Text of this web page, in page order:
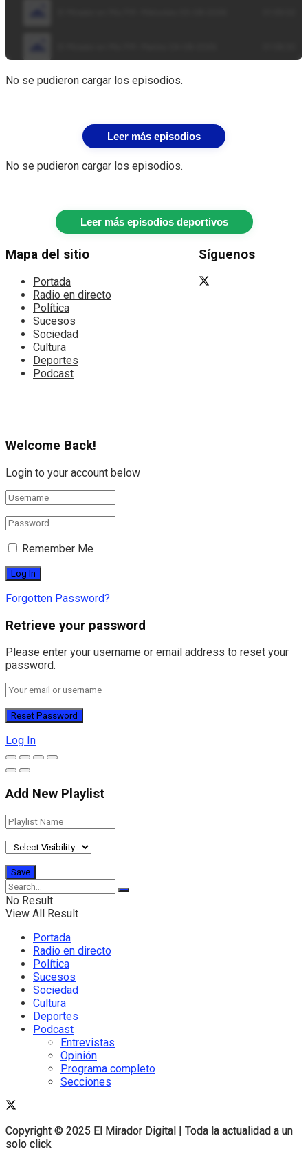
No se pudieron cargar los episodios.
Leer más episodios
No se pudieron cargar los episodios.
Leer más episodios deportivos
Copyright © 2025 El Mirador Digital | Toda la actualidad a un
solo click
Mapa del sitio
Portada
Radio en directo
Política
Sucesos
Sociedad
Cultura
Deportes
Podcast
Síguenos
Welcome Back!
Login to your account below
Remember Me
Forgotten Password?
Retrieve your password
Please enter your username or email address to reset your
password.
Log In
Add New Playlist
No Result
View All Result
Portada
Radio en directo
Política
Sucesos
Sociedad
Cultura
Deportes
Podcast
Entrevistas
Opinión
Programa completo
Secciones
Copyright © 2025 El Mirador Digital | Toda la actualidad a un
solo click